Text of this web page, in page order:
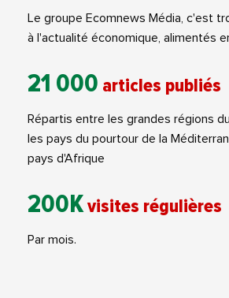
Le groupe Ecomnews Média, c'est
à l'actualité économique, alimentés
21 000 articles publiés
Répartis entre les grandes régions
les pays du pourtour de la
pays d'Afrique
200Kvisites régulières
Par mois.